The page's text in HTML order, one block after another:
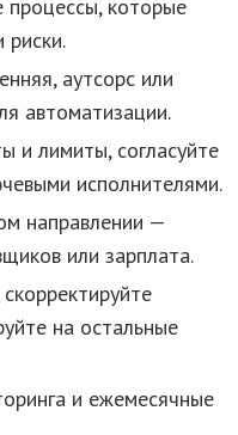
процессы, которые
риски.
аутсорс или
автоматизации.
и лимиты, согласуйте
исполнителями.
направлении —
или зарплата.
на остальные
и ежемесячные